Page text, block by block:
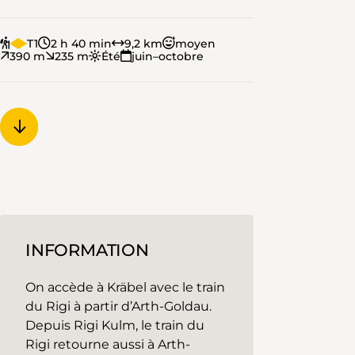
T1 2 h 40 min 9,2 km
moyen
390 m
235 m Été juin–octobre
INFORMATION
On accède à Kräbel avec le train
du Rigi à partir d’Arth-Goldau.
Depuis Rigi Kulm, le train du
Rigi retourne aussi à Arth-